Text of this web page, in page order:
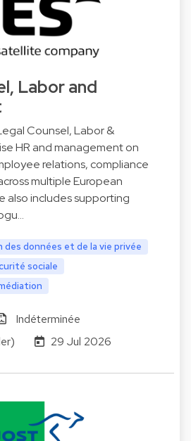
Labor and
Counsel, Labor &
HR and management on
relations, compliance
multiple European
also includes supporting
données et de la vie privée
sociale
Indéterminée
29 Jul 2026